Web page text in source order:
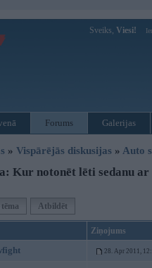
Sveiks, Viesi!
Forums Galerijas
» Vispārējās diskusijas » Auto
Kur notonēt lēti sedanu
Atbildēt
Ziņojums
28. Apr 2011,